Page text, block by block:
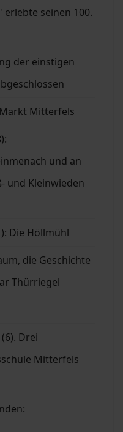
seinen 100.
der einstigen
Mitterfels
und an
und Kleinwieden
Die Höllmühl
die Geschichte
Thürriegel
Drei
Mitterfels